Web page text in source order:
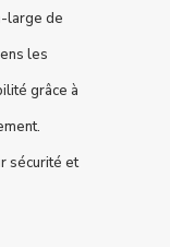
large de
les
grâce à
sécurité et